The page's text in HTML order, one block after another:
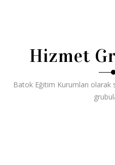
Hizmet
Batok Eğitim Kurumları